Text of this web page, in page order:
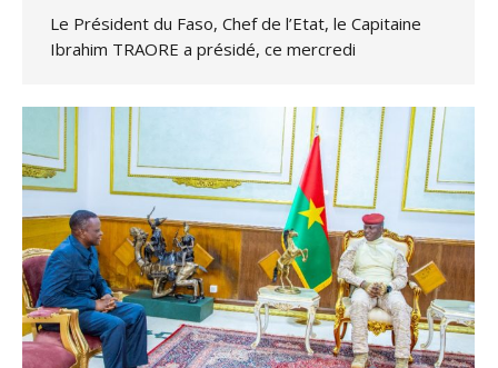
Le Président du Faso, Chef de l’Etat, le Capitaine
Ibrahim TRAORE a présidé, ce mercredi